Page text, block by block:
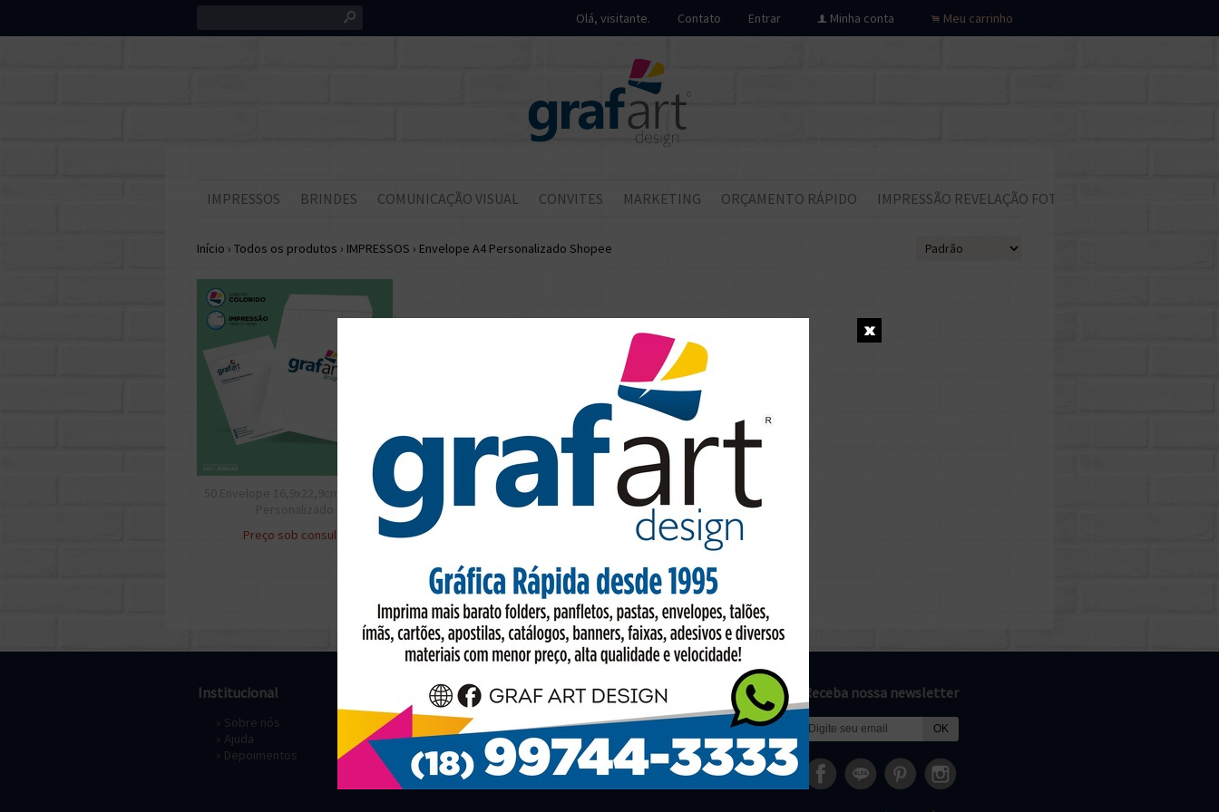
s Olá, visitante. Contato Entrar f Minha conta . Meu carrinho
IMPRESSOS BRINDES COMUNICAÇÃO VISUAL CONVITES MARKETING ORÇAMENTO RÁPIDO IMPRESSÃO REVELAÇÃO FOTOS
Início › Todos os produtos › IMPRESSOS › Envelope A4 Personalizado Shopee
50 Envelope 16,9x22,9cm Meio A4
Preço sob consulta
Institucional
» Sobre nós
» Ajuda
» Depoimentos
» Depósito em conta
Facebook Receba nossa newsletter